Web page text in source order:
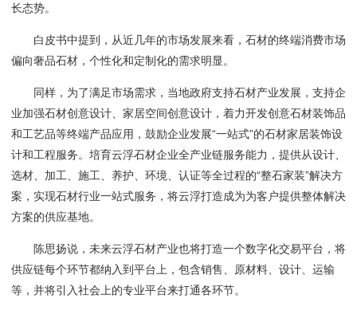
长态势。
白皮书中提到，从近 几年的市场发展来看，石材的终端消费市场
偏向奢品石材，个性化和定制化的需求明显。
同样，为了满足市场需求，当地政府支持石材产业发展，支持企
业加强石材创意设计、家居空间创意设计，着力开发创意石材装饰品
和工艺品等终端产品应用，鼓励企业发展“一站式”的石材家居装饰设
计和工程服务。培育云浮石材企业全产业链服务能力，提供从设计、
选材、加工、施工、养护、环境、认证等全过程的“整石家装”解决方
案，实现石材行业一站式服务，将云浮打造成为为客户提供整体解决
方案的供应基地。
陈思扬说，未来云浮石材产业也将打造一个数字化交易平台，将
供应链每个环节都纳入到平台上，包含销售、原材料、设计、运输
等，并将引入社会上的专业平台来打通各环节。